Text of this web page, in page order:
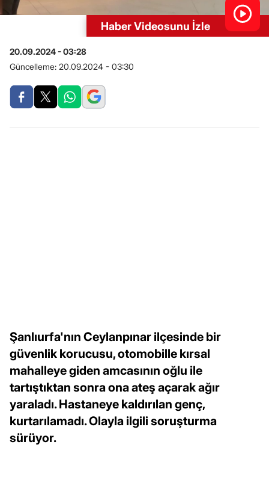
Haber Videosunu İzle
20.09.2024 - 03:28
Güncelleme: 20.09.2024 - 03:30
Şanlıurfa'nın Ceylanpınar ilçesinde bir
güvenlik korucusu, otomobille kırsal
mahalleye giden amcasının oğlu ile
tartıştıktan sonra ona ateş açarak ağır
yaraladı. Hastaneye kaldırılan genç,
kurtarılamadı. Olayla ilgili soruşturma
sürüyor.